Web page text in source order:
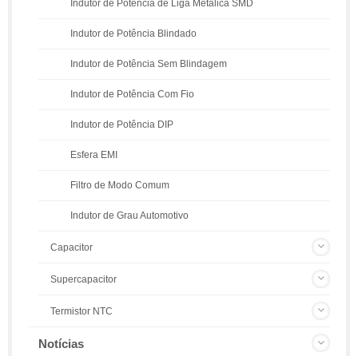
Indutor de Potência de Liga Metálica SMD
Indutor de Potência Blindado
Indutor de Potência Sem Blindagem
Indutor de Potência Com Fio
Indutor de Potência DIP
Esfera EMI
Filtro de Modo Comum
Indutor de Grau Automotivo
Capacitor
Supercapacitor
Termistor NTC
Notícias